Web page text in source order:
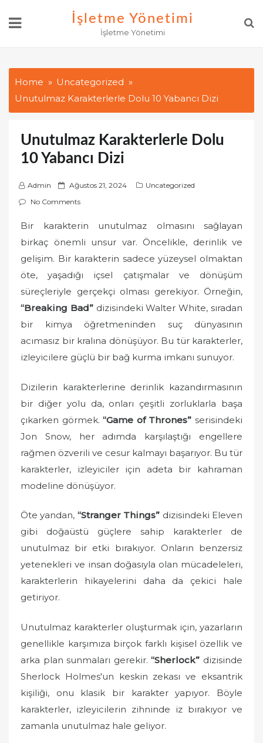
İşletme Yönetimi
İşletme Yönetimi
Home
Uncategorized
Unutulmaz Karakterlerle Dolu 10 Yabancı Dizi
Unutulmaz Karakterlerle Dolu
10 Yabancı Dizi
Admin
P
o
t
e
d
Ağustos 21, 2024
Uncategorized
No Comments
Bir karakterin unutulmaz olmasını sağlayan
birkaç önemli unsur var. Öncelikle, derinlik ve
gelişim. Bir karakterin sadece yüzeysel olmaktan
öte, yaşadığı içsel çatışmalar ve dönüşüm
süreçleriyle gerçekçi olması gerekiyor. Örneğin,
“Breaking Bad”dizisindeki Walter White, sıradan
bir kimya öğretmeninden suç dünyasının
acımasız bir kralına dönüşüyor. Bu tür karakterler,
izleyicilere güçlü bir bağ kurma imkanı sunuyor.
Dizilerin karakterlerine derinlik kazandırmasının
bir diğer yolu da, onları çeşitli zorluklarla başa
çıkarken görmek.“Game of Thrones” serisindeki
Jon Snow, her adımda karşılaştığı engellere
rağmen özverili ve cesur kalmayı başarıyor. Bu tür
karakterler, izleyiciler için adeta bir kahraman
modeline dönüşüyor.
Öte yandan, “Stranger Things” dizisindeki Eleven
gibi doğaüstü güçlere sahip karakterler de
unutulmaz bir etki bırakıyor. Onların benzersiz
yetenekleri ve insan doğasıyla olan mücadeleleri,
karakterlerin hikayelerini daha da çekici hale
getiriyor.
Unutulmaz karakterler oluşturmak için, yazarların
genellikle karşımıza birçok farklı kişisel özellik ve
arka plan sunmaları gerekir.“Sherlock” dizisinde
Sherlock Holmes'un keskin zekası ve eksantrik
kişiliği, onu klasik bir karakter yapıyor. Böyle
karakterler, izleyicilerin zihninde iz bırakıyor ve
zamanla unutulmaz hale geliyor.